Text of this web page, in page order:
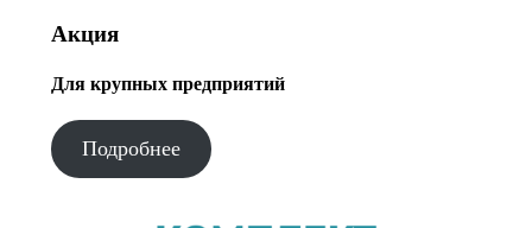
Акция
Для крупных предприятий
Подробнее